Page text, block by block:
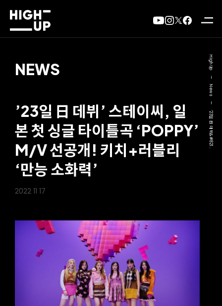
NEWS
’23일 日 데뷔’ 스테이씨, 일
본 첫 싱글 타이틀곡 ‘POPPY’
M/V 선공개! 키치+러블리
‘만능 소화력’
2022 11 17
High Up
—
News
’23일 日 데뷔&#821..